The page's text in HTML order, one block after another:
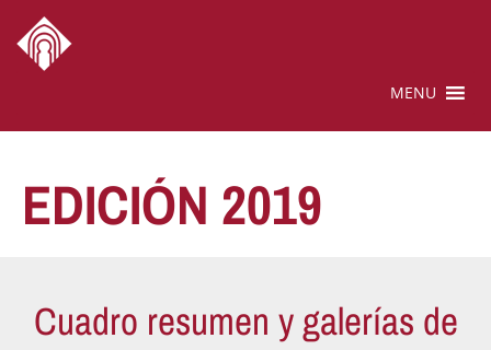
MENU
EDICIÓN 2019
Cuadro resumen y galerías de